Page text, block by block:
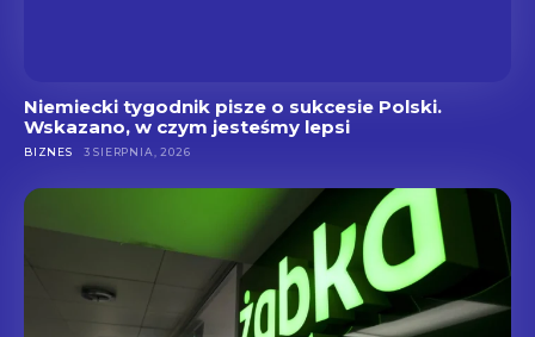
Niemiecki tygodnik pisze o sukcesie Polski.
Wskazano, w czym jesteśmy lepsi
BIZNES 3 SIERPNIA, 2026